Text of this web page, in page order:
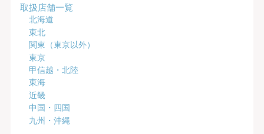
取扱店舗一覧
北海道
東北
関東（東京以外）
東京
甲信越・北陸
東海
近畿
中国・四国
九州・沖縄